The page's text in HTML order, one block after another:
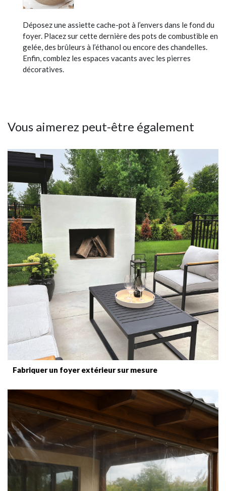
Déposez une assiette cache-pot à l’envers dans le fond du
foyer. Placez sur cette dernière des pots de combustible en
gelée, des brûleurs à l’éthanol ou encore des chandelles.
Enfin, comblez les espaces vacants avec les pierres
décoratives.
Vous aimerez peut-être également
Fabriquer un foyer extérieur sur mesure